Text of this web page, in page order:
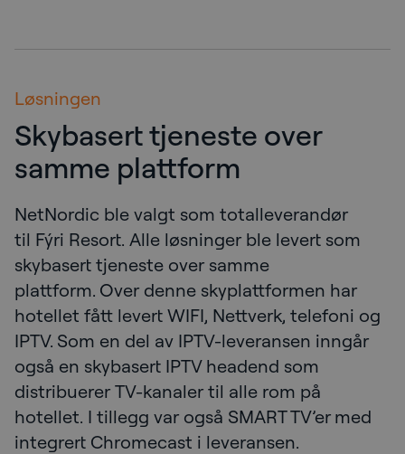
Løsningen
Skybasert tjeneste over
samme plattform
NetNordic ble valgt som totalleverandør
til Fýri Resort. Alle løsninger ble levert som
skybasert tjeneste over samme
plattform. Over denne skyplattformen har
hotellet fått levert WIFI, Nettverk, telefoni og
IPTV. Som en del av IPTV-leveransen inngår
også en skybasert IPTV headend som
distribuerer TV-kanaler til alle rom på
hotellet. I tillegg var også SMART TV’er med
integrert Chromecast i leveransen.